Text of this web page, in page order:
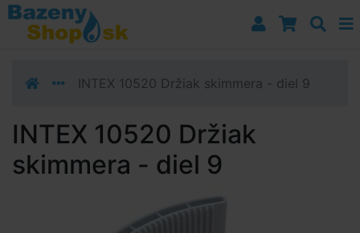
Prejsť k navigácii
Prejsť na obsah
Prejsť k bočnému stĺpci
INTEX 10520 Držiak skimmera - diel 9
INTEX 10520 Držiak
skimmera - diel 9